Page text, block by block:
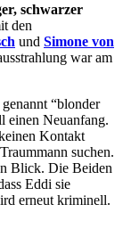
schwarzer
den
und Simone von
war am
“blonder
einen Neuanfang.
Kontakt
suchen.
Blick. Die Beiden
Eddi sie
erneut kriminell.